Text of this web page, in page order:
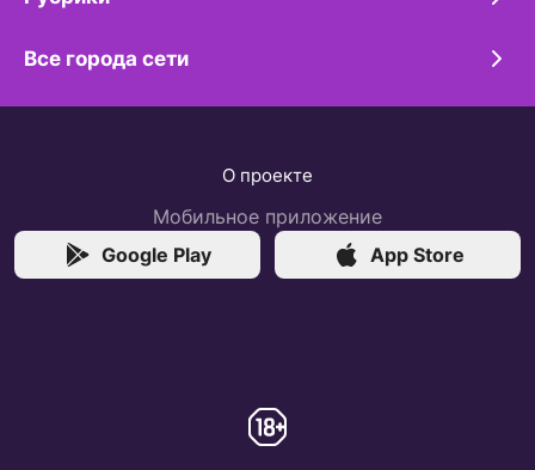
Все города сети
О проекте
Мобильное приложение
Google Play
App Store